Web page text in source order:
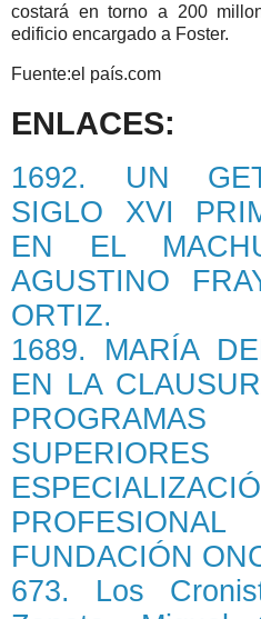
costará en torno a 200
edificio encargado a Foster.
Fuente:el país.com
ENLACES:
1692. UN
SIGLO XVI
EN EL
AGUSTINO
ORTIZ.
1689. MARÍA
EN LA
PROGRAMAS
FUNDACIÓN
673. Los